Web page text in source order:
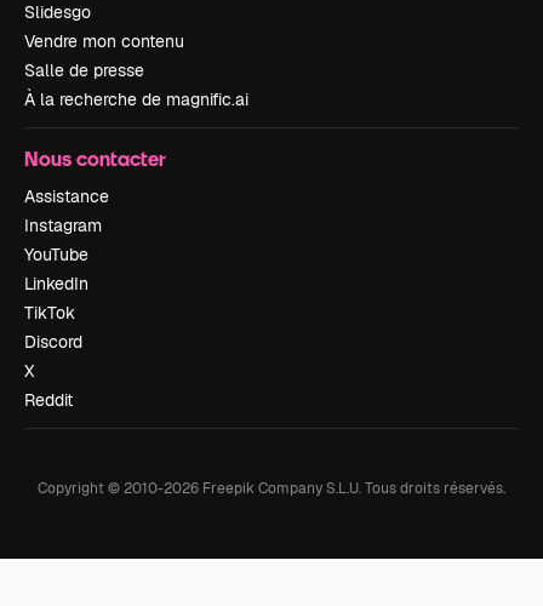
Slidesgo
Vendre mon contenu
Salle de presse
À la recherche de magnific.ai
Nous contacter
Assistance
Instagram
YouTube
LinkedIn
TikTok
Discord
X
Reddit
Copyright © 2010-2026 Freepik Company S.L.U.Tous droits réservés.